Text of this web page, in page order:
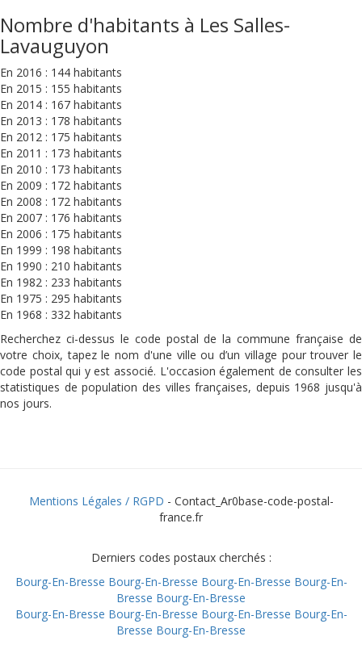
Nombre d'habitants à Les Salles-
Lavauguyon
En 2016 : 144 habitants
En 2015 : 155 habitants
En 2014 : 167 habitants
En 2013 : 178 habitants
En 2012 : 175 habitants
En 2011 : 173 habitants
En 2010 : 173 habitants
En 2009 : 172 habitants
En 2008 : 172 habitants
En 2007 : 176 habitants
En 2006 : 175 habitants
En 1999 : 198 habitants
En 1990 : 210 habitants
En 1982 : 233 habitants
En 1975 : 295 habitants
En 1968 : 332 habitants
Recherchez ci-dessus le code postal de la commune française de
votre choix, tapez le nom d'une ville ou d’un village pour trouver le
code postal qui y est associé. L'occasion également de consulter les
statistiques de population des villes françaises, depuis 1968 jusqu'à
nos jours.
Mentions Légales / RGPD - Contact_Ar0base-code-postal-
france.fr
Derniers codes postaux cherchés :
Bourg-En-Bresse Bourg-En-Bresse Bourg-En-Bresse Bourg-En-
Bresse Bourg-En-Bresse
Bourg-En-Bresse Bourg-En-Bresse Bourg-En-Bresse Bourg-En-
Bresse Bourg-En-Bresse